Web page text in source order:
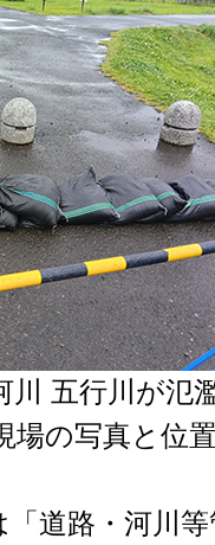
川 五行川が氾
場の写真と位
「道路・河川